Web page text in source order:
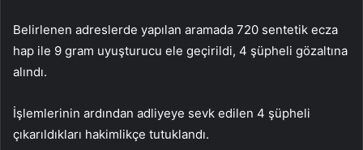
Belirlenen adreslerde yapılan aramada 720 sentetik ecza
hap ile 9 gram uyuşturucu ele geçirildi, 4 şüpheli gözaltına
alındı.
İşlemlerinin ardından adliyeye sevk edilen 4 şüpheli
çıkarıldıkları hakimlikçe tutuklandı.